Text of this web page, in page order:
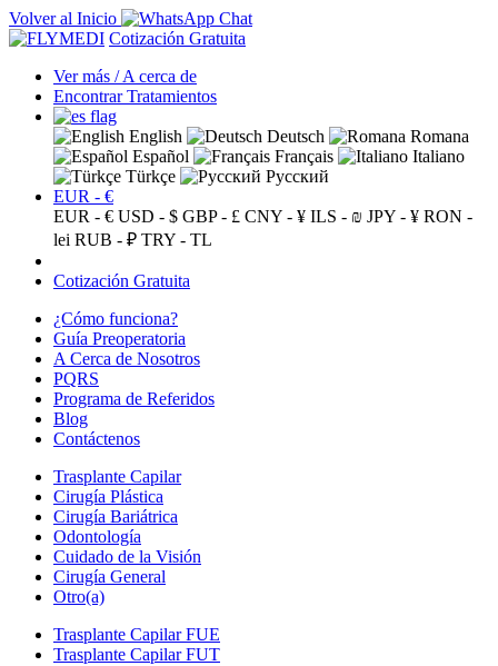
Volver al Inicio
Cotización Gratuita
Ver más / A cerca de
Encontrar Tratamientos
English Deutsch
Romana
Español
Français
Italiano
Türkçe
Русский
EUR - €
EUR - € USD - $ GBP - £ CNY - ¥ ILS - ₪ JPY - ¥ RON -
lei RUB - ₽ TRY - TL
Cotización Gratuita
¿Cómo funciona?
Guía Preoperatoria
A Cerca de Nosotros
PQRS
Programa de Referidos
Blog
Contáctenos
Trasplante Capilar
Cirugía Plástica
Cirugía Bariátrica
Odontología
Cuidado de la Visión
Cirugía General
Otro(a)
Trasplante Capilar FUE
Trasplante Capilar FUT